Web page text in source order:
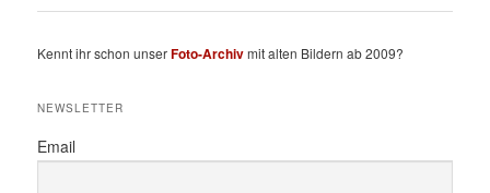
Kennt ihr schon unserFoto-Archivmit alten Bildern ab 2009?
NEWSLETTER
Email